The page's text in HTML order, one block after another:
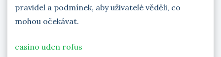
pravidel a podmínek, aby uživatelé věděli, co
mohou očekávat.
casino uden rofus